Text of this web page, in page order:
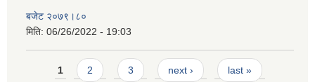
बजेट २०७९।८०
मिति: 06/26/2022 - 19:03
Pages
1 2 3 next › last »